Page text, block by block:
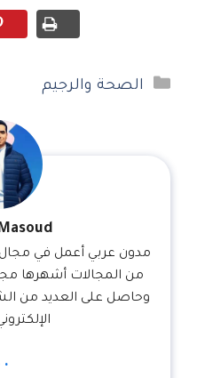
التصنيفات
الصحة والرجيم
مدون عربي أعمل في مجال
وحاصل على العديد من